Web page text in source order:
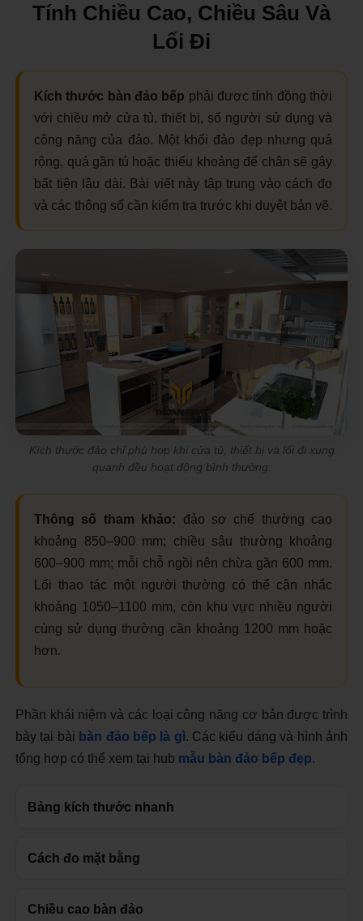
Tính Chiều Cao, Chiều Sâu Và
Lối Đi
Kích thước bàn đảo bếp phải được tính đồng thời
với chiều mở cửa tủ, thiết bị, số người sử dụng và
công năng của đảo. Một khối đảo đẹp nhưng quá
rộng, quá gần tủ hoặc thiếu khoảng để chân sẽ gây
bất tiện lâu dài. Bài viết này tập trung vào cách đo
và các thông số cần kiểm tra trước khi duyệt bản vẽ.
Kích thước đảo chỉ phù hợp khi cửa tủ, thiết bị và lối đi xung
quanh đều hoạt động bình thường.
Thông số tham khảo: đảo sơ chế thường cao
khoảng 850–900 mm; chiều sâu thường khoảng
600–900 mm; mỗi chỗ ngồi nên chừa gần 600 mm.
Lối thao tác một người thường có thể cân nhắc
khoảng 1050–1100 mm, còn khu vực nhiều người
cùng sử dụng thường cần khoảng 1200 mm hoặc
hơn.
Phần khái niệm và các loại công năng cơ bản được trình
bày tại bài bàn đảo bếp là gì. Các kiểu dáng và hình ảnh
tổng hợp có thể xem tại hub mẫu bàn đảo bếp đẹp.
Bảng kích thước nhanh
Cách đo mặt bằng
Chiều cao bàn đảo